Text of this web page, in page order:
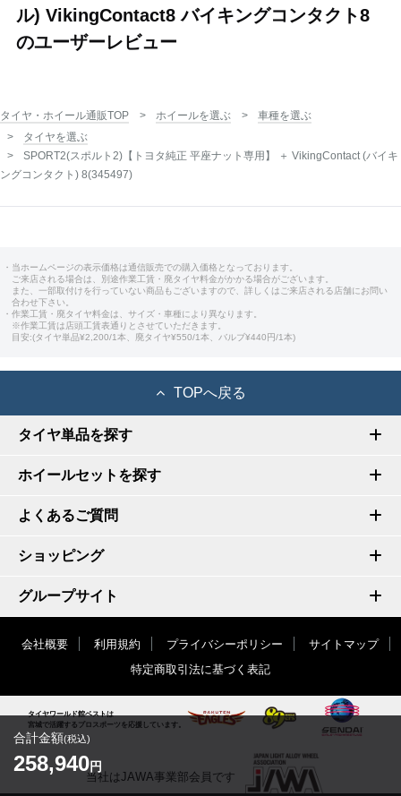
ル) VikingContact8 バイキングコンタクト8
のユーザーレビュー
合計金額(税込)
258,940円
タイヤ・ホイール通販TOP ホイールを選ぶ
車種を選ぶ
タイヤを選ぶ
SPORT2(スポルト2)【トヨタ純正 平座ナット専用】 ＋ VikingContact (バイキ
ングコンタクト) 8(345497)
・当ホームページの表示価格は通信販売での購入価格となっております。
ご来店される場合は、別途作業工賃・廃タイヤ料金がかかる場合がございます。
また、一部取付けを行っていない商品もございますので、詳しくはご来店される店舗にお問い
合わせ下さい。
・作業工賃・廃タイヤ料金は、サイズ・車種により異なります。
※作業工賃は店頭工賃表通りとさせていただきます。
目安:(タイヤ単品¥2,200/1本、廃タイヤ¥550/1本、バルブ¥440円/1本)
TOPへ戻る
タイヤ単品を探す
ホイールセットを探す
よくあるご質問
ショッピング
グループサイト
会社概要 利用規約 プライバシーポリシー
サイトマップ
特定商取引法に基づく表記
タイヤワールド館ベストは
宮城で活躍するプロスポーツを応援しています。
当社はJAWA事業部会員です